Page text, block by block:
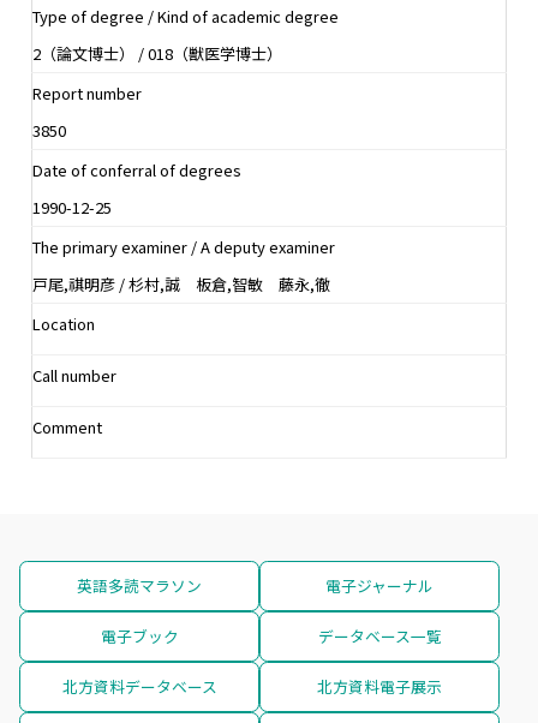
Type of degree / Kind of academic degree
2（論文博士） / 018（獣医学博士）
Report number
3850
Date of conferral of degrees
1990-12-25
The primary examiner / A deputy examiner
戸尾,祺明彦 / 杉村,誠 板倉,智敏 藤永,徹
Location
Call number
Comment
英語多読マラソン 電子ジャーナル
電子ブック データベース一覧
北方資料データベース 北方資料電子展示